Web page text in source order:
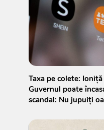
Taxa pe colete:
Guvernul poate
scandal: Nu jupuiți